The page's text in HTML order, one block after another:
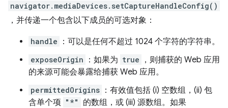
navigator.mediaDevices.setCaptureHandleConfig()
，并传递一个包含以下成员的可选对象：
handle ：可以是任何不超过 1024 个字符的字符串。
exposeOrigin ：如果为 true
，则捕获的 Web 应用
的来源可能会暴露给捕获 Web 应用。
permittedOrigins ：有效值包括 (i) 空数组，(ii) 包
含单个项 "*" 的数组，或 (iii) 源数组。如果